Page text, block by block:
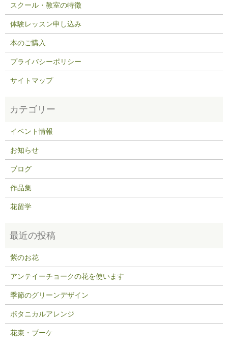
スクール・教室の特徴
体験レッスン申し込み
本のご購入
プライバシーポリシー
サイトマップ
イベント情報
お知らせ
ブログ
作品集
花留学
紫のお花
アンテイーチョークの花を使います
季節のグリーンデザイン
ボタニカルアレンジ
花束・ブーケ